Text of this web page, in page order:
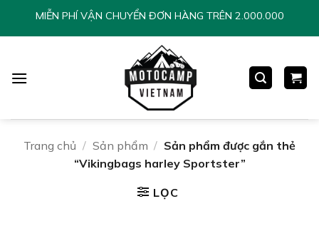
ChuyểnMIỄN PHÍ VẬN CHUYỂN ĐƠN HÀNG TRÊN 2.000.000
Trang chủ / Sản phẩm / Sản phẩm được gắn thẻ
“Vikingbags harley Sportster”
LỌC